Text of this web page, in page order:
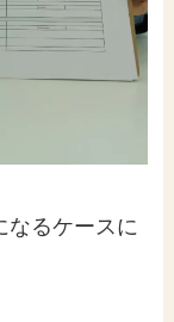
なるケースに